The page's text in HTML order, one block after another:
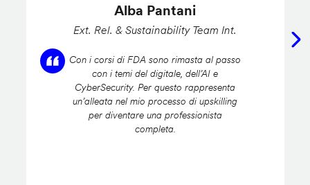
Alba Pantani
Ext. Rel. & Sustainability Team Int.
Con i corsi di FDA sono rimasta al passo
con i temi del digitale, dell’AI e
CyberSecurity. Per questo rappresenta
un’alleata nel mio processo di upskilling
per diventare una professionista
completa.